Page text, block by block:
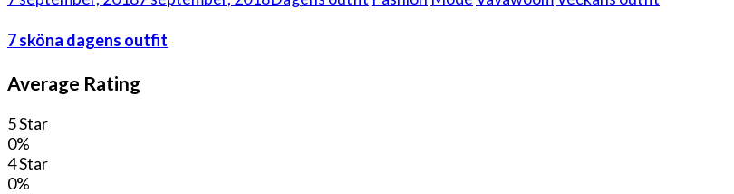
7 sköna dagens outfit
Average Rating
5 Star
0%
4 Star
0%